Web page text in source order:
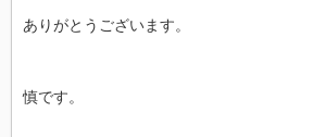
ありがとうございます。
慎です。